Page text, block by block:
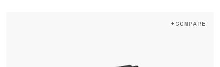
+COMPARE